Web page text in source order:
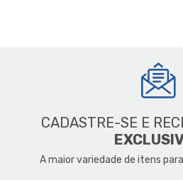
CADASTRE-SE E
A maior variedade de itens